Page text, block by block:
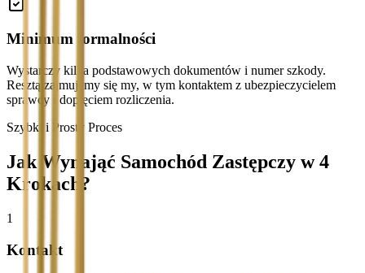
Minimum formalności
Wystarczy kilka podstawowych dokumentów i numer szkody.
Resztą zajmujemy się my, w tym kontaktem z ubezpieczycielem
sprawcy i dopięciem rozliczenia.
Szybki i Prosty Proces
Jak Wynająć Samochód Zastępczy w 4
Krokach?
1
Kontakt